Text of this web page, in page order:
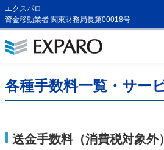
エクスパロ
資金移動業者 関東財務局長第00018号
各種手数料一覧・サー
送金手数料（消費税対象外）